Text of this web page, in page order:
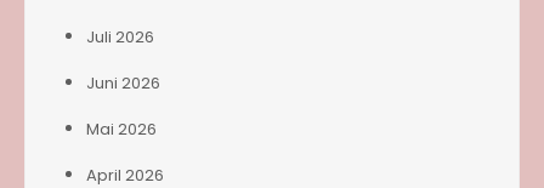
Juli 2026
Juni 2026
Mai 2026
April 2026